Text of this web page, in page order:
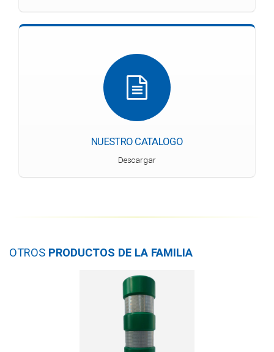
NUESTRO CATALOGO
Descargar
OTROS PRODUCTOS DE LA FAMILIA